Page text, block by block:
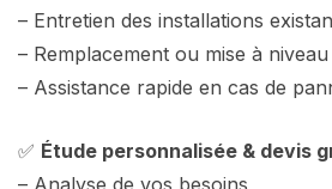
– Entretien des installations
– Remplacement ou mise à
– Assistance rapide en cas de
✅ Étude personnalisée & devis
– Analyse de vos besoins